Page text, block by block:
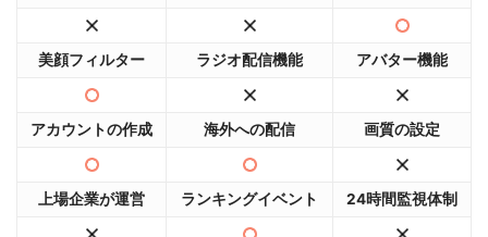
美顔フィルター ラジオ配信機能 アバター機能
アカウントの作成 海外への配信 画質の設定
上場企業が運営 ランキングイベント 24時間監視体制